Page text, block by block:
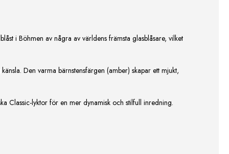
i Böhmen av några av världens främsta glasblåsare, vilket
Den varma bärnstensfärgen (amber) skapar ett mjukt,
Classic-lyktor för en mer dynamisk och stilfull inredning.